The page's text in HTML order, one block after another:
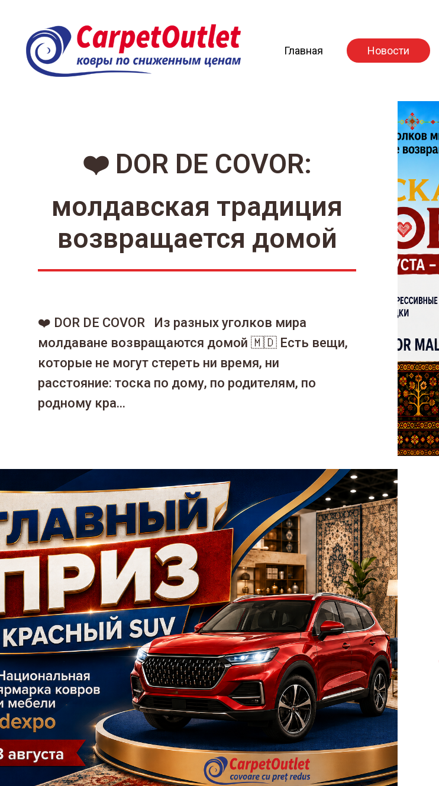
Главная Новости
❤️ DOR DE COVOR:
молдавская традиция
возвращается домой
❤️ DOR DE COVOR Из разных уголков мира
молдаване возвращаются домой 🇲🇩 Есть вещи,
которые не могут стереть ни время, ни
расстояние: тоска по дому, по родителям, по
родному кра...